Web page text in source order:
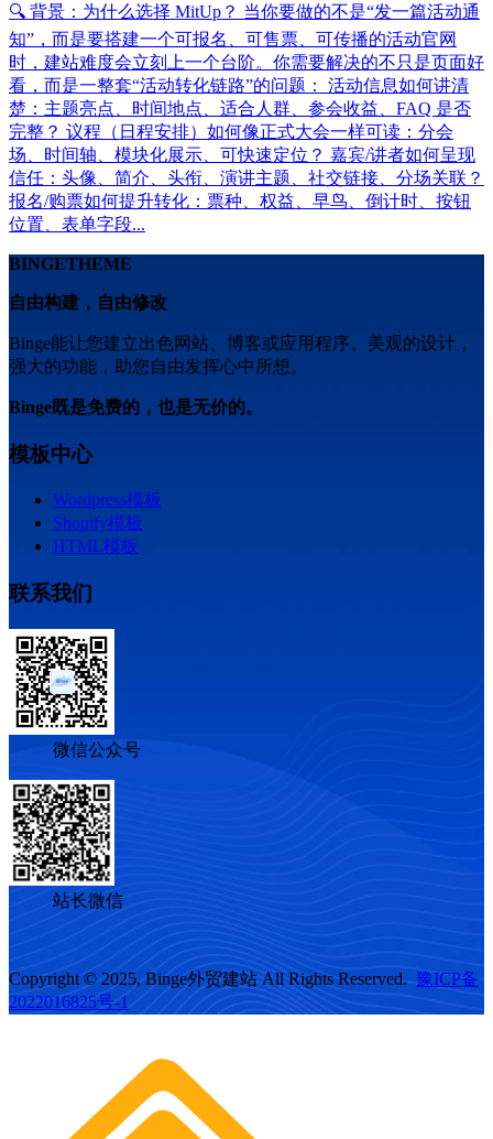
🔍 背景：为什么选择 MitUp？ 当你要做的不是“发一篇活动通
知”，而是要搭建一个可报名、可售票、可传播的活动官网
时，建站难度会立刻上一个台阶。你需要解决的不只是页面好
看，而是一整套“活动转化链路”的问题： 活动信息如何讲清
楚：主题亮点、时间地点、适合人群、参会收益、FAQ 是否
完整？ 议程（日程安排）如何像正式大会一样可读：分会
场、时间轴、模块化展示、可快速定位？ 嘉宾/讲者如何呈现
信任：头像、简介、头衔、演讲主题、社交链接、分场关联？
报名/购票如何提升转化：票种、权益、早鸟、倒计时、按钮
位置、表单字段...
BINGETHEME
自由构建，自由修改
Binge能让您建立出色网站、博客或应用程序。美观的设计，
强大的功能，助您自由发挥心中所想。
Binge既是免费的，也是无价的。
模板中心
Wordpress模板
Shopify模板
HTML模板
联系我们
微信公众号
站长微信
Copyright © 2025, Binge外贸建站 All Rights Reserved. 豫ICP备
2022016825号-1